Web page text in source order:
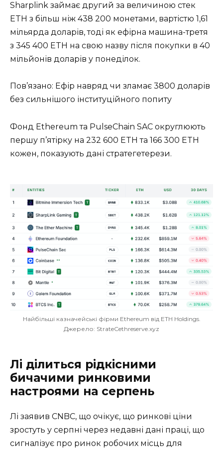
Sharplink займає другий за величиною стек
ETH з більш ніж 438 200 монетами, вартістю 1,61
мільярда доларів, тоді як ефірна машина-третя
з 345 400 ETH на свою назву після покупки в 40
мільйонів доларів у понеділок.
Пов’язано: Ефір навряд чи зламає 3800 доларів
без сильнішого інституційного попиту
Фонд Ethereum та PulseChain SAC округлюють
першу п’ятірку на 232 600 ETH та 166 300 ETH
кожен, показують дані стратегетерези.
Найбільші казначейські фірми Ethereum від ETH Holdings.
Джерело: StrateCethreserve.xyz
Лі ділиться рідкісними
бичачими ринковими
настроями на серпень
Лі заявив CNBC, що очікує, що ринкові ціни
зростуть у серпні через недавні дані праці, що
сигналізує про ринок робочих місць для